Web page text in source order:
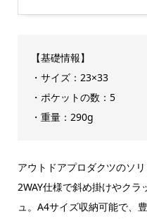
【基礎情報】
・サイズ：23×33
・ポケットの数：5
・重量：290g
アウトドアプロダクツのソ
2WAY仕様で斜め掛けやク
ュ。A4サイズ収納可能で、